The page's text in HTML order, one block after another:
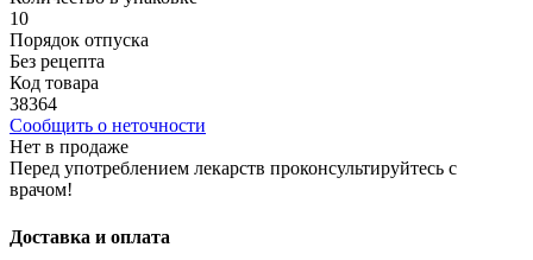
10
Порядок отпуска
Без рецепта
Код товара
38364
Сообщить о неточности
Нет в продаже
Перед употреблением лекарств проконсультируйтесь с
врачом!
Доставка и оплата